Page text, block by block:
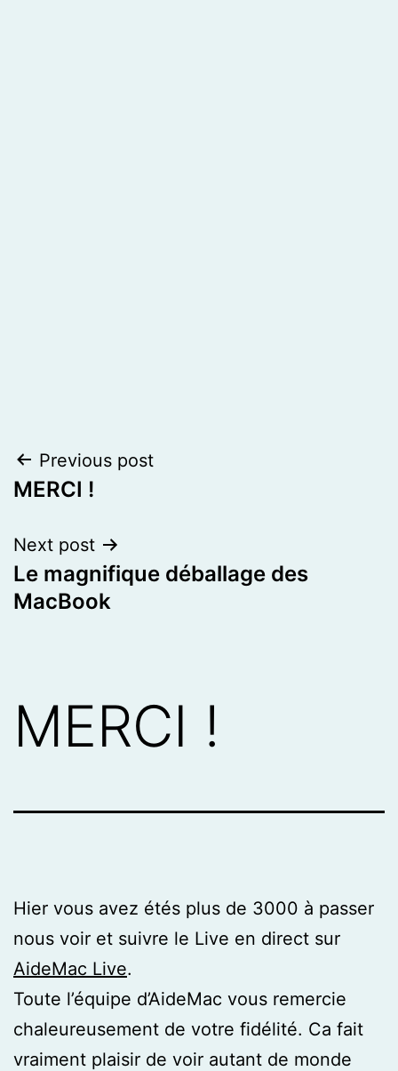
Post
navigation
Previous post
MERCI !
Next post
Le magnifique déballage des
MacBook
MERCI !
Hier vous avez étés plus de 3000 à passer
nous voir et suivre le Live en direct sur
AideMac Live.
Toute l’équipe d’AideMac vous remercie
chaleureusement de votre fidélité. Ca fait
vraiment plaisir de voir autant de monde